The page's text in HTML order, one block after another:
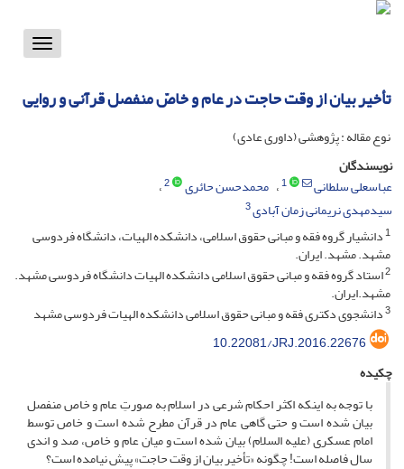
Toggle
تأخیر بیان از وقت حاجت در عام و خاصّ منفصل قرآنی و روایی
نوع مقاله : پژوهشی (داوری عادی)
نویسندگان
عباسعلی سلطانی
1 محمدحسن حائری 2
سیدمهدی نریمانی زمان آبادی3
1دانشیار گروه فقه و مبانی حقوق اسلامی، دانشکده الهیات، دانشگاه فردوسی
مشهد. مشهد. ایران.
2استاد گروه فقه و مبانی حقوق اسلامی دانشکده الهیات دانشگاه فردوسی مشهد.
مشهد.ایران.
3دانشجوی دکتری فقه و مبانی حقوق اسلامی دانشکده الهیات فردوسی مشهد
10.22081/JRJ.2016.22676
چکیده
با توجه به اینکه اکثر احکام شرعی در اسلام به صورتِ عام و خاص منفصل
بیان شده است و حتی گاهی عام در قرآن مطرح شده است و خاص توسط
امام عسکری (علیه السلام) بیان شده است و میان عام و خاص، صد و اندی
سال فاصله است! چگونه «تأخیر بیان از وقت حاجت» پیش نیامده است؟